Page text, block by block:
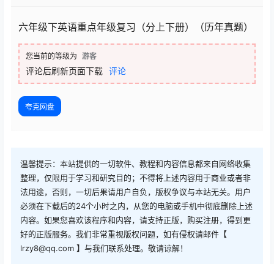
六年级下英语重点年级复习（分上下册）（历年真题）
您当前的等级为 游客
评论后刷新页面下载 评论
夸克网盘
温馨提示：本站提供的一切软件、教程和内容信息都来自网络收集
整理，仅限用于学习和研究目的；不得将上述内容用于商业或者非
法用途，否则，一切后果请用户自负，版权争议与本站无关。用户
必须在下载后的24个小时之内，从您的电脑或手机中彻底删除上述
内容。如果您喜欢该程序和内容，请支持正版，购买注册，得到更
好的正版服务。我们非常重视版权问题，如有侵权请邮件【
lrzy8@qq.com 】与我们联系处理。敬请谅解！